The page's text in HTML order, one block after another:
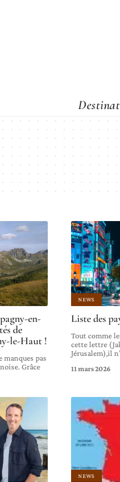
en-
de
le-Haut !
manques pas
Grâce
NEWS
Liste des
Tout comme
cette lettre
Jérusalem),il
11 mars 2026
NEWS